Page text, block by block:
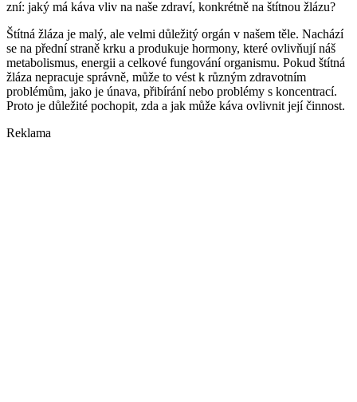
zní: jaký má káva vliv na naše zdraví, konkrétně na štítnou žlázu?
Štítná žláza je malý, ale velmi důležitý orgán v našem těle. Nachází
se na přední straně krku a produkuje hormony, které ovlivňují náš
metabolismus, energii a celkové fungování organismu. Pokud štítná
žláza nepracuje správně, může to vést k různým zdravotním
problémům, jako je únava, přibírání nebo problémy s koncentrací.
Proto je důležité pochopit, zda a jak může káva ovlivnit její činnost.
Reklama